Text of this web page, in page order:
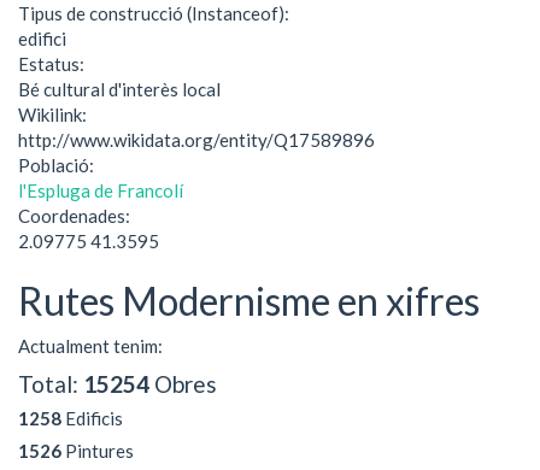
Tipus de construcció (Instanceof):
edifici
Estatus:
Bé cultural d'interès local
Wikilink:
http://www.wikidata.org/entity/Q17589896
Població:
l'Espluga de Francolí
Coordenades:
2.09775 41.3595
Rutes Modernisme en xifres
Actualment tenim:
Total: 15254 Obres
1258 Edificis
1526 Pintures